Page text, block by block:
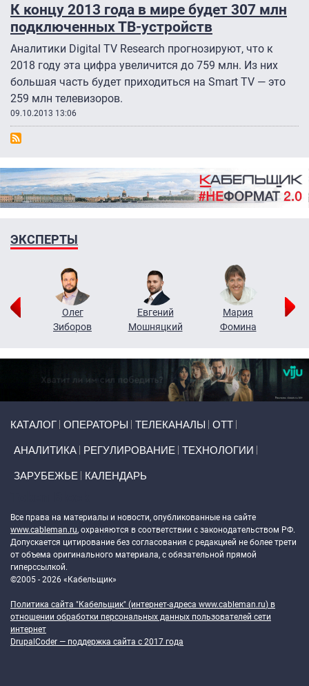
К концу 2013 года в мире будет 307 млн
подключенных ТВ-устройств
Аналитики Digital TV Research прогнозируют, что к
2018 году эта цифра увеличится до 759 млн. Из них
большая часть будет приходиться на Smart TV — это
259 млн телевизоров.
09.10.2013 13:06
ЭКСПЕРТЫ
Олег
Зиборов
Евгений
Мошняцкий
Мария
Фомина
КАТАЛОГ ОПЕРАТОРЫ ТЕЛЕКАНАЛЫ ОТТ
АНАЛИТИКА РЕГУЛИРОВАНИЕ ТЕХНОЛОГИИ
ЗАРУБЕЖЬЕ КАЛЕНДАРЬ
Все права на материалы и новости, опубликованные на сайте
www.cableman.ru, охраняются в соответствии с законодательством РФ.
Допускается цитирование без согласования с редакцией не более трети
от объема оригинального материала, с обязательной прямой
гиперссылкой.
©2005 - 2026 «Кабельщик»
Политика сайта "Кабельщик" (интернет-адреса www.cableman.ru) в
отношении обработки персональных данных пользователей сети
интернет
DrupalCoder — поддержка сайта c 2017 года